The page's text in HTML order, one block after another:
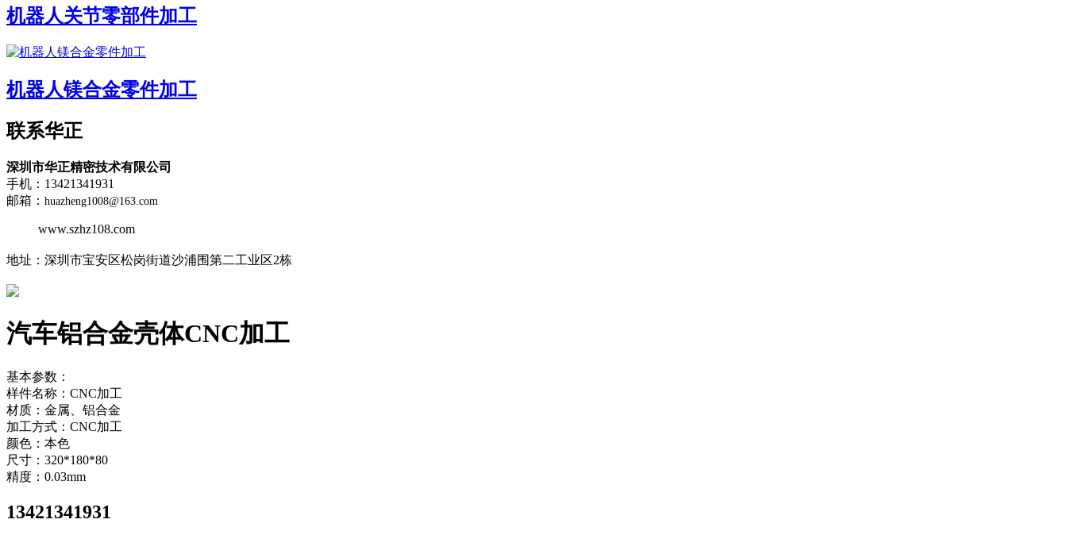
机器人关节零部件加工
机器人镁合金零件加工
联系华正
深圳市华正精密技术有限公司
手机：13421341931
邮箱： huazheng1008@163.com
www.szhz108.com
地址： 深圳市宝安区松岗街道沙浦围第二工业区2栋
汽车铝合金壳体CNC加工
基本参数：
样件名称：CNC加工
材质：金属、铝合金
加工方式：CNC加工
颜色：本色
尺寸：320*180*80
精度：0.03mm
13421341931